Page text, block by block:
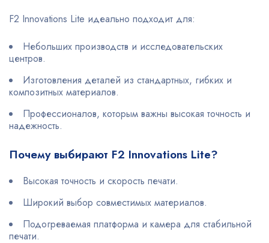
F2 Innovations Lite идеально подходит для:
Небольших производств и исследовательских
центров.
Изготовления деталей из стандартных, гибких и
композитных материалов.
Профессионалов, которым важны высокая точность и
надежность.
Почему выбирают F2 Innovations Lite?
Высокая точность и скорость печати.
Широкий выбор совместимых материалов.
Подогреваемая платформа и камера для стабильной
печати.